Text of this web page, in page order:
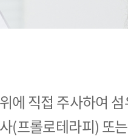
에 직접 주사하여
(프롤로테라피) 또